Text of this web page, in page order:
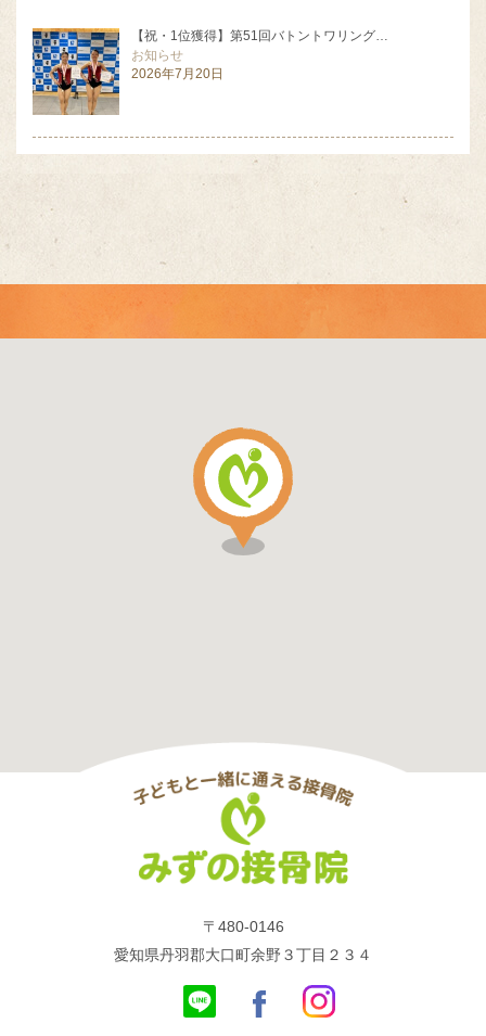
【祝・1位獲得】第51回バトントワリング…
お知らせ
2026年7月20日
〒480-0146
愛知県丹羽郡大口町余野３丁目２３４